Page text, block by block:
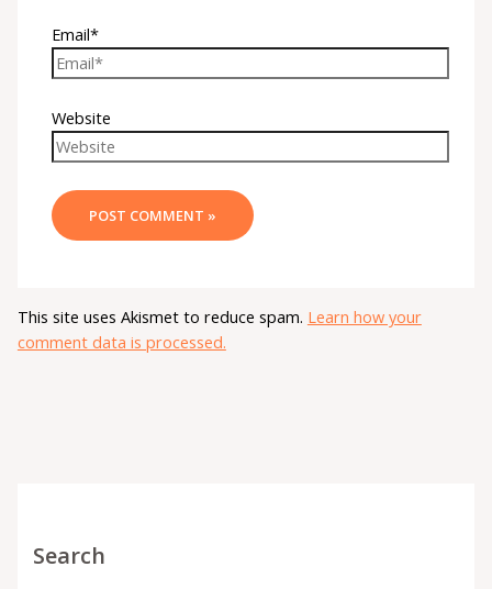
Email*
Website
This site uses Akismet to reduce spam. Learn how your
comment data is processed.
Search